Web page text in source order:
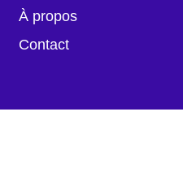
À propos
Contact